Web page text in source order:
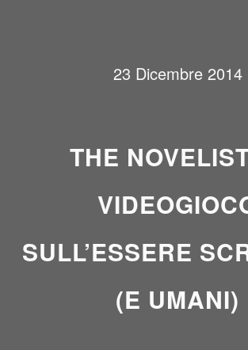
23 Dicembre 2014
THE
SULL’ESSERE
(E UMANI)